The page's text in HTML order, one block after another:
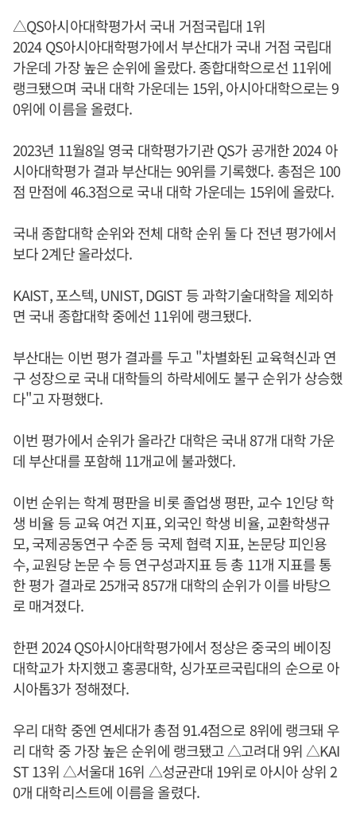
△QS아시아대학평가서 국내 거점국립대 1위
2024 QS아시아대학평가에서 부산대가 국내 거점 국립대
가운데 가장 높은 순위에 올랐다. 종합대학으로선 11위에
랭크됐으며 국내 대학 가운데는 15위, 아시아대학으로는 9
0위에 이름을 올렸다.
2023년 11월8일 영국 대학평가기관 QS가 공개한 2024 아
시아대학평가 결과 부산대는 90위를 기록했다. 총점은 100
점 만점에 46.3점으로 국내 대학 가운데는 15위에 올랐다.
국내 종합대학 순위와 전체 대학 순위 둘 다 전년 평가에서
보다 2계단 올라섰다.
KAIST, 포스텍, UNIST, DGIST 등 과학기술대학을 제외하
면 국내 종합대학 중에선 11위에 랭크됐다.
부산대는 이번 평가 결과를 두고 "차별화된 교육혁신과 연
구 성장으로 국내 대학들의 하락세에도 불구 순위가 상승했
다"고 자평했다.
이번 평가에서 순위가 올라간 대학은 국내 87개 대학 가운
데 부산대를 포함해 11개교에 불과했다.
이번 순위는 학계 평판을 비롯 졸업생 평판, 교수 1인당 학
생 비율 등 교육 여건 지표, 외국인 학생 비율, 교환학생규
모, 국제공동연구 수준 등 국제 협력 지표, 논문당 피인용
수, 교원당 논문 수 등 연구성과지표 등 총 11개 지표를 통
한 평가 결과로 25개국 857개 대학의 순위가 이를 바탕으
로 매겨졌다.
한편 2024 QS아시아대학평가에서 정상은 중국의 베이징
대학교가 차지했고 홍콩대학, 싱가포르국립대의 순으로 아
시아톱3가 정해졌다.
우리 대학 중엔 연세대가 총점 91.4점으로 8위에 랭크돼 우
리 대학 중 가장 높은 순위에 랭크됐고 △고려대 9위 △KAI
ST 13위 △서울대 16위 △성균관대 19위로 아시아 상위 2
0개 대학리스트에 이름을 올렸다.